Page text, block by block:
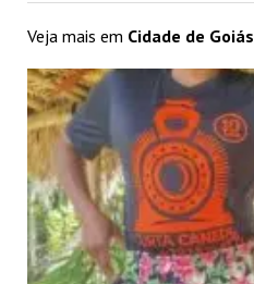
Veja mais em Cidade de Goiás